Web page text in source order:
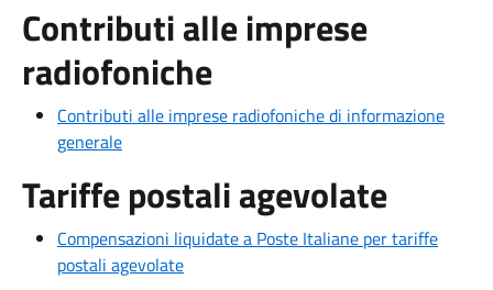
Contributi alle imprese
radiofoniche
Contributi alle imprese radiofoniche di informazione
generale
Tariffe postali agevolate
Compensazioni liquidate a Poste Italiane per tariffe
postali agevolate